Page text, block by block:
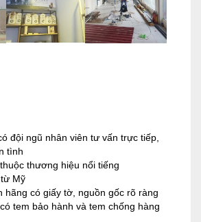
đội ngũ nhân viên tư vấn trực tiếp,
tình
thương hiệu nổi tiếng
Mỹ
có giấy tờ, nguồn gốc rõ ràng
tem bảo hành và tem chống hàng